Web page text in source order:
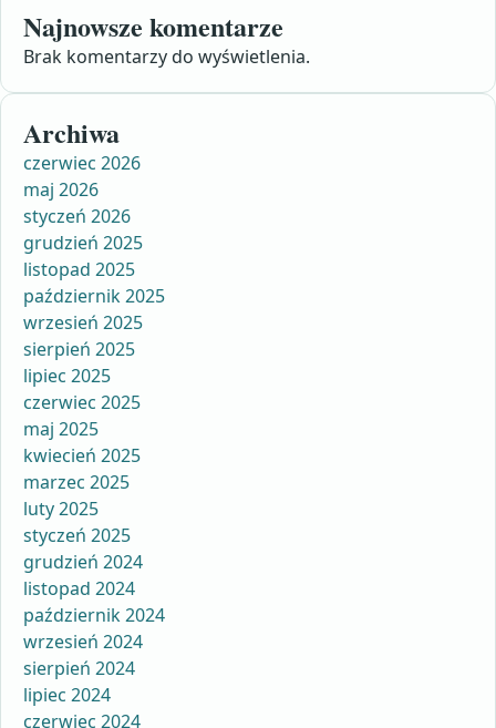
Najnowsze komentarze
Brak komentarzy do wyświetlenia.
Archiwa
czerwiec 2026
maj 2026
styczeń 2026
grudzień 2025
listopad 2025
październik 2025
wrzesień 2025
sierpień 2025
lipiec 2025
czerwiec 2025
maj 2025
kwiecień 2025
marzec 2025
luty 2025
styczeń 2025
grudzień 2024
listopad 2024
październik 2024
wrzesień 2024
sierpień 2024
lipiec 2024
czerwiec 2024